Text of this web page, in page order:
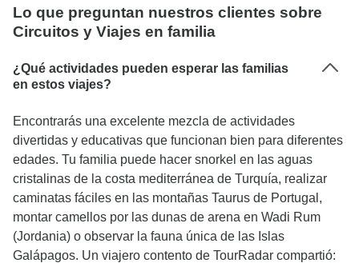
Lo que preguntan nuestros clientes sobre
Circuitos y Viajes en familia
¿Qué actividades pueden esperar las familias
en estos viajes?
Encontrarás una excelente mezcla de actividades
divertidas y educativas que funcionan bien para diferentes
edades. Tu familia puede hacer snorkel en las aguas
cristalinas de la costa mediterránea de Turquía, realizar
caminatas fáciles en las montañas Taurus de Portugal,
montar camellos por las dunas de arena en Wadi Rum
(Jordania) o observar la fauna única de las Islas
Galápagos. Un viajero contento de TourRadar compartió: